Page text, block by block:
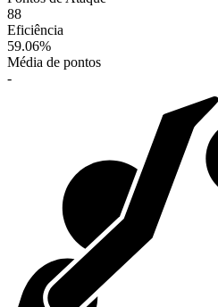
88
Eficiência
59.06%
Média de pontos
-